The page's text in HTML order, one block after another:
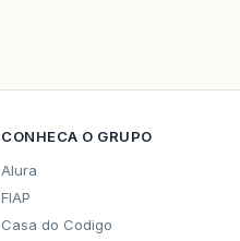
CONHECA O GRUPO
Alura
FIAP
Casa do Codigo